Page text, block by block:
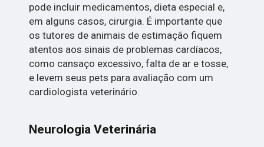
pode incluir medicamentos, dieta especial e,
em alguns casos, cirurgia. É importante que
os tutores de animais de estimação fiquem
atentos aos sinais de problemas cardíacos,
como cansaço excessivo, falta de ar e tosse,
e levem seus pets para avaliação com um
cardiologista veterinário.
Neurologia Veterinária